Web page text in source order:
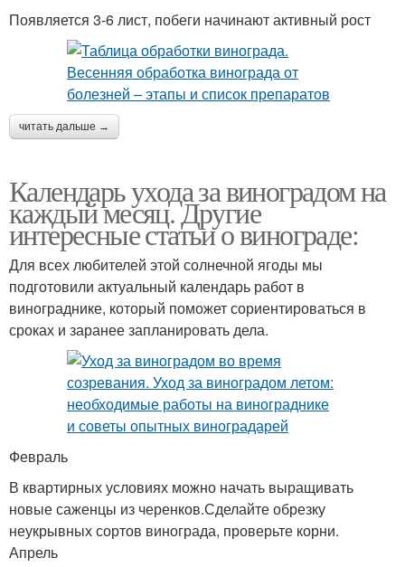
Появляется 3-6 лист, побеги начинают активный рост
читать дальше →
Календарь ухода за виноградом на
каждый месяц. Другие
интересные статьи о винограде:
Для всех любителей этой солнечной ягоды мы
подготовили актуальный календарь работ в
винограднике, который поможет сориентироваться в
сроках и заранее запланировать дела.
Февраль
В квартирных условиях можно начать выращивать
новые саженцы из черенков.Сделайте обрезку
неукрывных сортов винограда, проверьте корни.
Апрель